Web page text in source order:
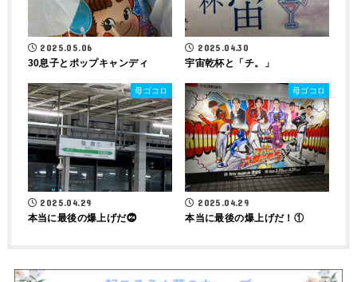
2025.05.06
30息子とポップキャンディ
2025.04.30
宇宙乾杯と「チ。」
母ゴコロ
2025.04.29
本当に最後の爆上げだ⓶
母ゴコロ
2025.04.29
本当に最後の爆上げだ！①